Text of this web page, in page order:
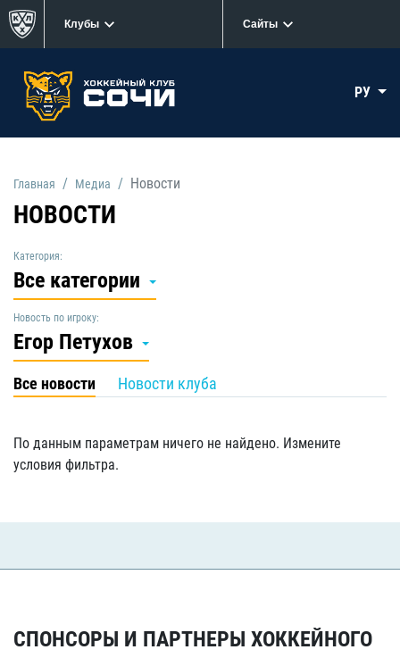
Клубы Сайты
РУ
Главная Медиа Новости
НОВОСТИ
Категория:
Все категории
Новость по игроку:
Егор Петухов
Все новости Новости клуба
По данным параметрам ничего не найдено. Измените
условия фильтра.
СПОНСОРЫ И ПАРТНЕРЫ ХОККЕЙНОГО